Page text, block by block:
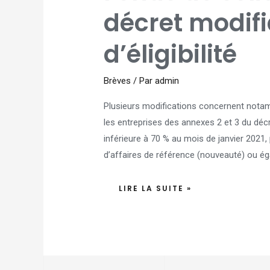
décret
d’éligibilité
Brèves / Paradmin
Plusieurs modifications concernent
les entreprises des annexes 2 et 3 du
inférieure à 70 % au mois de janvier
d’affaires de référence (nouveauté) ou
DÉCRET
MODIFIANT
LES
D’ÉLIGIBILITÉ
LIRE LA SUITE »